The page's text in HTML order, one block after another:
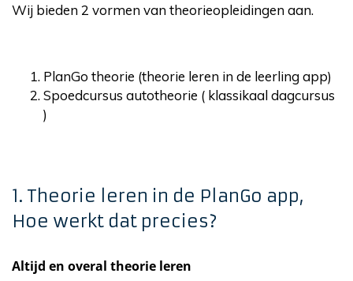
Wij bieden 2 vormen van theorieopleidingen aan.
PlanGo theorie (theorie leren in de leerling app)
Spoedcursus autotheorie ( klassikaal dagcursus
)
1. Theorie leren in de PlanGo app,
Hoe werkt dat precies?
Altijd en overal theorie leren